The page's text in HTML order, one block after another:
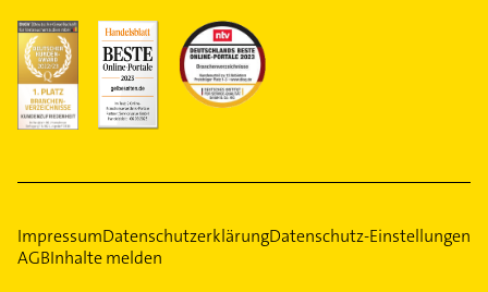
ImpressumDatenschutzerklärungDatenschutz-Einstellungen
AGBInhalte melden